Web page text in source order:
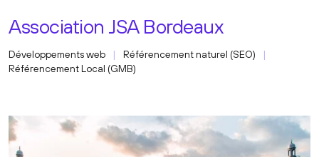
Association JSA Bordeaux
Développements web
Référencement naturel (SEO)
Référencement Local (GMB)